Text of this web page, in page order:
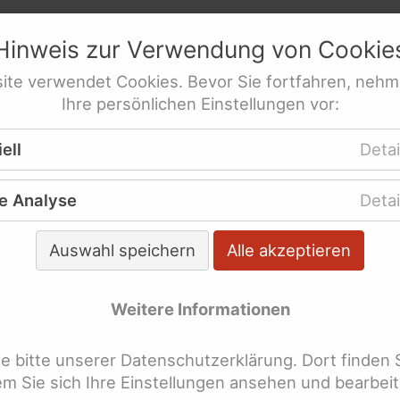
e.V.
behinderte Frauen
Veröffentlichungen WeiberZEIT
WeiberZEIT nach
überspringen
Armut Assistenz
zur Verwendung von
verwendet Cookies. Bevor Sie fortfahren,
Ihre persönlichen Einstellungen vor:
Analyse
Auswahl speichern Alle akzeptieren
Weitere Informationen
bitte unserer Datenschutzerklärung. Dort finden
Sie sich Ihre Einstellungen ansehen und